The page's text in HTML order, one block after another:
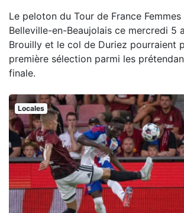
Le peloton du Tour de France
Belleville-en-Beaujolais ce mercredi 5
Brouilly et le col de Duriez pourraient
première sélection parmi les
finale.
Locales